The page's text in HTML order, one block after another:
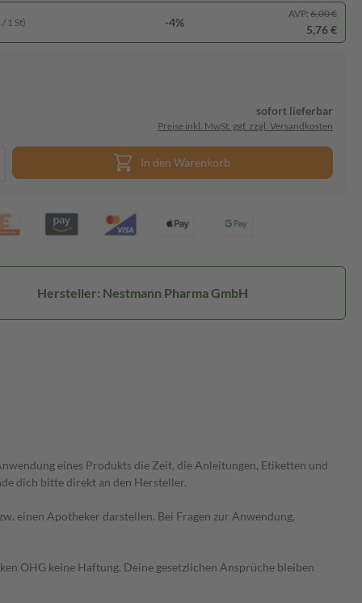
1 St) -4%
AVP: 6,00 €
5,76 €
sofort lieferbar
Preise inkl. MwSt. ggf. zzgl. Versandkosten
In den Warenkorb
Hersteller: Nestmann Pharma GmbH
eines Produkts die Zeit, die Anleitungen, Etiketten und
dich bitte direkt an den Hersteller.
einen Apotheker darstellen. Bei Fragen zur Anwendung,
OHG keine Haftung. Deine gesetzlichen Ansprüche bleiben